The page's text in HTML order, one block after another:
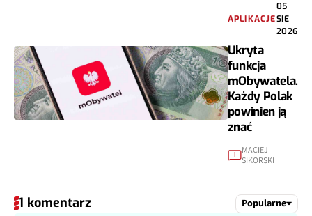
APLIKACJE
05
SIE
2026
Ukryta
funkcja
mObywatela.
Każdy Polak
powinien ją
znać
1
MACIEJ
SIKORSKI
1 komentarz Popularne